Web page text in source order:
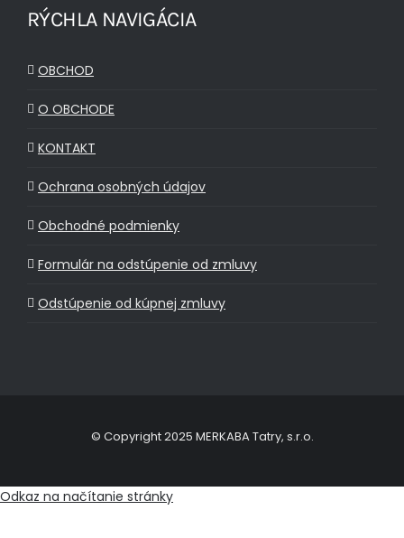
RÝCHLA NAVIGÁCIA
OBCHOD
O OBCHODE
KONTAKT
Ochrana osobných údajov
Obchodné podmienky
Formulár na odstúpenie od zmluvy
Odstúpenie od kúpnej zmluvy
© Copyright 2025 MERKABA Tatry, s.r.o.
Odkaz na načítanie stránky